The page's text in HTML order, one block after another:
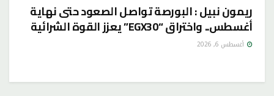
ريمون نبيل : البورصة تواصل الصعود حتى نهاية
أغسطس.. واختراق “EGX30” يعزز القوة الشرائية
أغسطس 6, 2026